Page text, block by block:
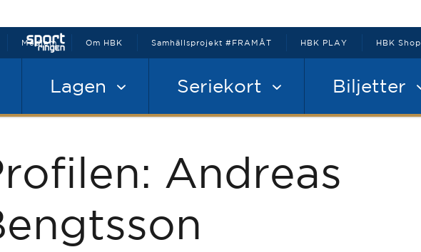
Lagen Seriekort Biljetter
Medlem Om HBK Samhällsprojekt #FRAMÅT HBK PLAY HBK Shop
Andreas